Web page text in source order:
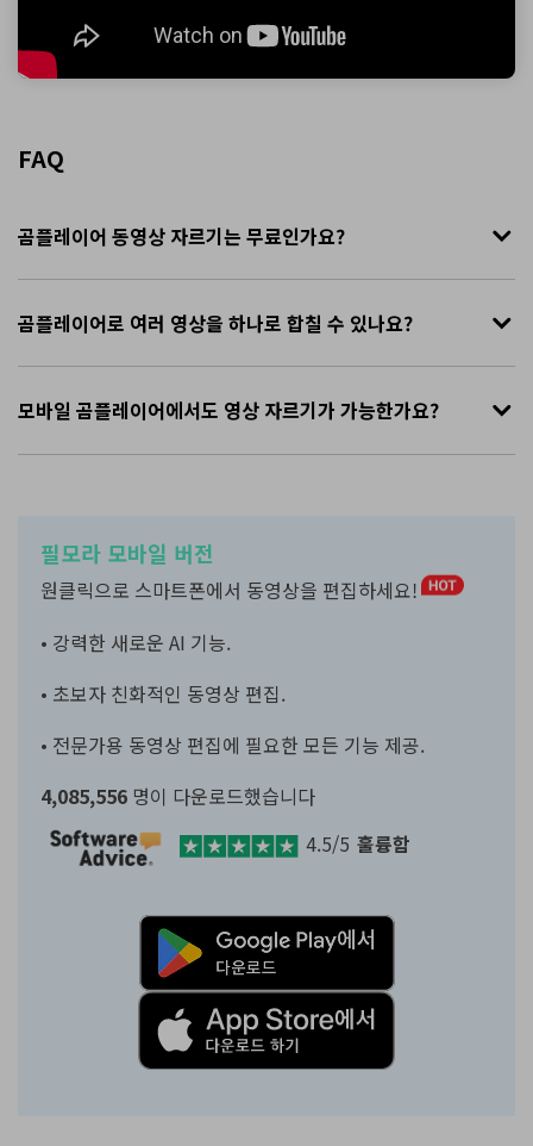
FAQ
곰플레이어 동영상 자르기는 무료인가요?
곰플레이어로 여러 영상을 하나로 합칠 수 있나요?
모바일 곰플레이어에서도 영상 자르기가 가능한가요?
필모라 모바일 버전
원클릭으로 스마트폰에서 동영상을 편집하세요!
• 강력한 새로운 AI 기능.
• 초보자 친화적인 동영상 편집.
• 전문가용 동영상 편집에 필요한 모든 기능 제공.
4,085,556 명이 다운로드했습니다
4.5/5 훌륭함